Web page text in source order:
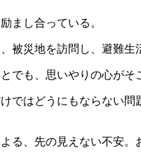
まし合っている。
被災地を訪問し、避難生
でも、思いやりの心がそ
ではどうにもならない問
る、先の見えない不安。